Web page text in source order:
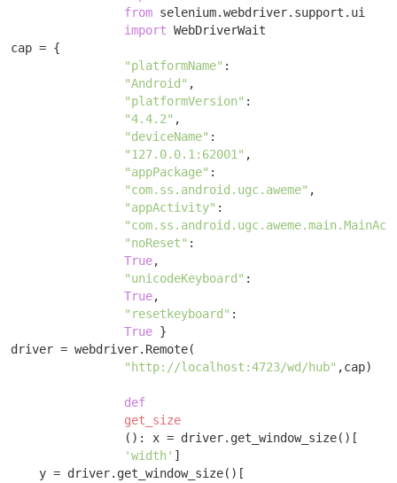
from selenium.webdriver.support.ui
import WebDriverWait
cap = {
"platformName" :
"Android" ,
"platformVersion" :
"4.4.2" ,
"deviceName" :
"127.0.0.1:62001" ,
"appPackage" :
"com.ss.android.ugc.aweme" ,
"appActivity" :
"noReset" :
True,
"unicodeKeyboard" :
True,
"resetkeyboard" :
True }
driver = webdriver.Remote(
"http://localhost:4723/wd/hub" ,cap)
def
get_size
() :
x = driver.get_window_size()[
'width' ]
    y = driver.get_window_size()[